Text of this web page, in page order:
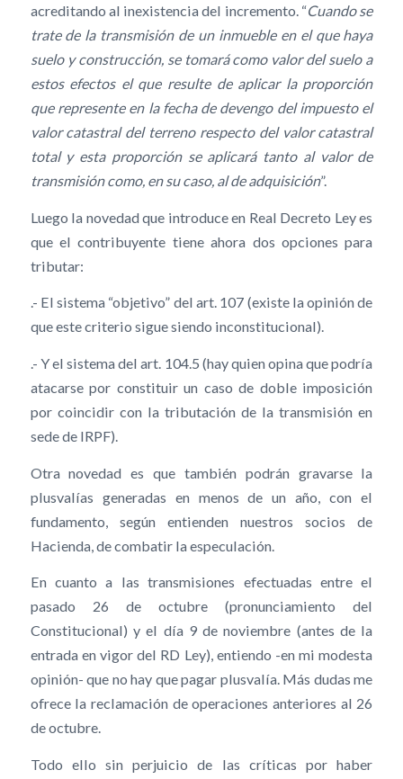
acreditando al inexistencia del incremento. “Cuando se
trate de la transmisión de un inmueble en el que haya
suelo y construcción, se tomará como valor del suelo a
estos efectos el que resulte de aplicar la proporción
que represente en la fecha de devengo del impuesto el
valor catastral del terreno respecto del valor catastral
total y esta proporción se aplicará tanto al valor de
transmisión como, en su caso, al de adquisición”.
Luego la novedad que introduce en Real Decreto Ley es
que el contribuyente tiene ahora dos opciones para
tributar:
.- El sistema “objetivo” del art. 107 (existe la opinión de
que este criterio sigue siendo inconstitucional).
.- Y el sistema del art. 104.5 (hay quien opina que podría
atacarse por constituir un caso de doble imposición
por coincidir con la tributación de la transmisión en
sede de IRPF).
Otra novedad es que también podrán gravarse la
plusvalías generadas en menos de un año, con el
fundamento, según entienden nuestros socios de
Hacienda, de combatir la especulación.
En cuanto a las transmisiones efectuadas entre el
pasado 26 de octubre (pronunciamiento del
Constitucional) y el día 9 de noviembre (antes de la
entrada en vigor del RD Ley), entiendo -en mi modesta
opinión- que no hay que pagar plusvalía. Más dudas me
ofrece la reclamación de operaciones anteriores al 26
de octubre.
Todo ello sin perjuicio de las críticas por haber